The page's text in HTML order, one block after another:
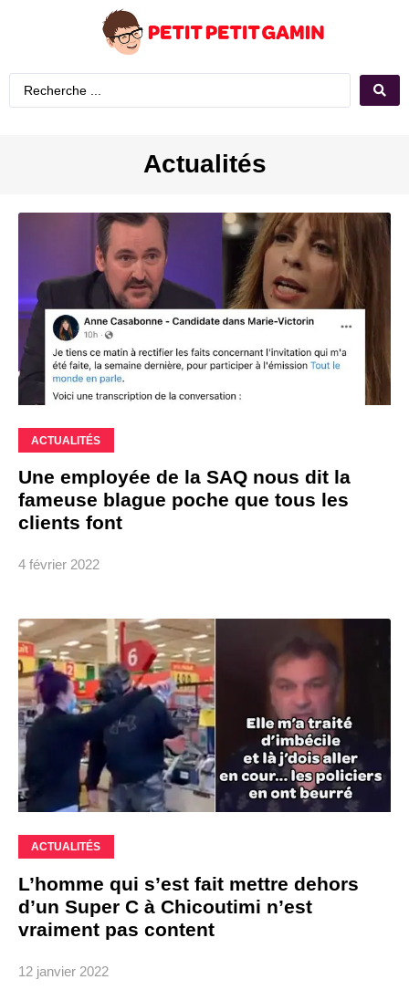
Actualités
ACTUALITÉS
Une employée de la SAQ nous dit la
fameuse blague poche que tous les
clients font
4 février 2022
ACTUALITÉS
L’homme qui s’est fait mettre dehors
d’un Super C à Chicoutimi n’est
vraiment pas content
12 janvier 2022